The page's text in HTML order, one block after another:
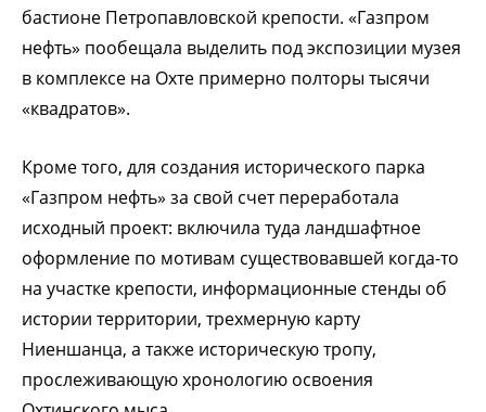
бастионе Петропавловской крепости. «Газпром
нефть» пообещала выделить под экспозиции музея
в комплексе на Охте примерно полторы тысячи
«квадратов».
Кроме того, для создания исторического парка
«Газпром нефть» за свой счет переработала
исходный проект: включила туда ландшафтное
оформление по мотивам существовавшей когда-то
на участке крепости, информационные стенды об
истории территории, трехмерную карту
Ниеншанца, а также историческую тропу,
прослеживающую хронологию освоения